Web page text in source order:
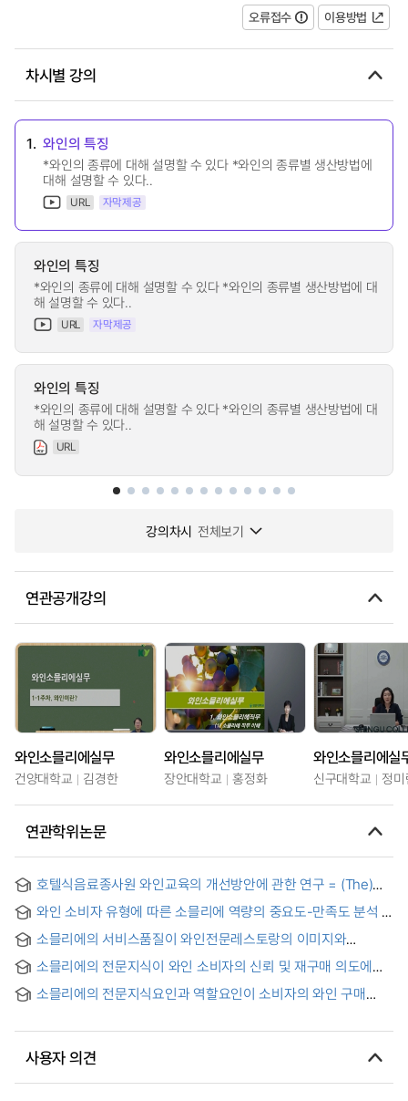
오류접수 이용방법
차시별 강의
1. 와인의 특징
*와인의 종류에 대해 설명할 수 있다 *와인의 종류별 생산방법에
대해 설명할 수 있다..
URL 자막제공
와인의 특징
*와인의 종류에 대해 설명할 수 있다 *와인의 종류별 생산방법에 대
해 설명할 수 있다..
URL 자막제공
와인의 특징
*와인의 종류에 대해 설명할 수 있다 *와인의 종류별 생산방법에 대
해 설명할 수 있다..
URL
강의차시 전체보기
연관공개강의
와인소믈리에실무
건양대학교 김경한
와인소믈리에실무
장안대학교 홍정화
와인소믈리에실
신구대학교 정
연관학위논문
호텔식음료종사원 와인교육의 개선방안에 관한 연구 = (The)
와인 소비자 유형에 따른 소믈리에 역량의 중요도-만족도 분석 =
Consumers Groups Using an Importance-Performance
Analysis
소믈리에의 서비스품질이 와인전문레스토랑의 이미지와
소믈리에의 전문지식이 와인 소비자의 신뢰 및 재구매 의도에
소믈리에의 전문지식요인과 역할요인이 소비자의 와인 구매
사용자 의견